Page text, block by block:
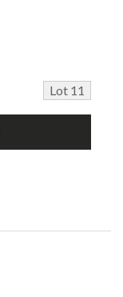
Lot 11